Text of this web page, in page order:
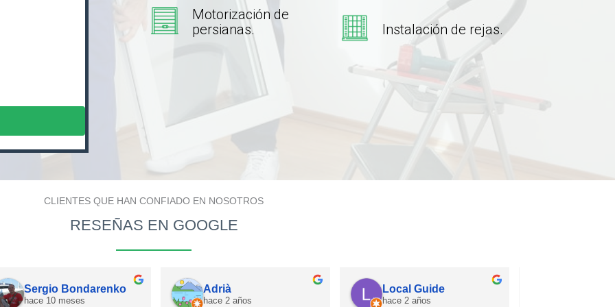
Motorización de
persianas.
Instalación de rejas.
CLIENTES QUE HAN CONFIADO EN NOSOTROS
RESEÑAS EN GOOGLE
Luca Pipolo
hace 2 años
VICTOR
hace 4 años
Benjamin Ogier
hace 4 años